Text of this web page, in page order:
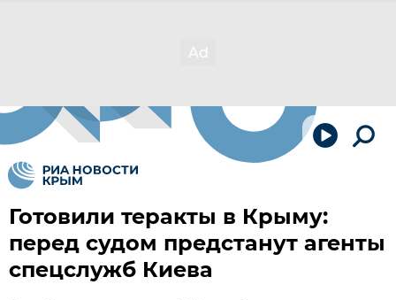
Готовили теракты в Крыму:
перед судом предстанут агенты
спецслужб Киева